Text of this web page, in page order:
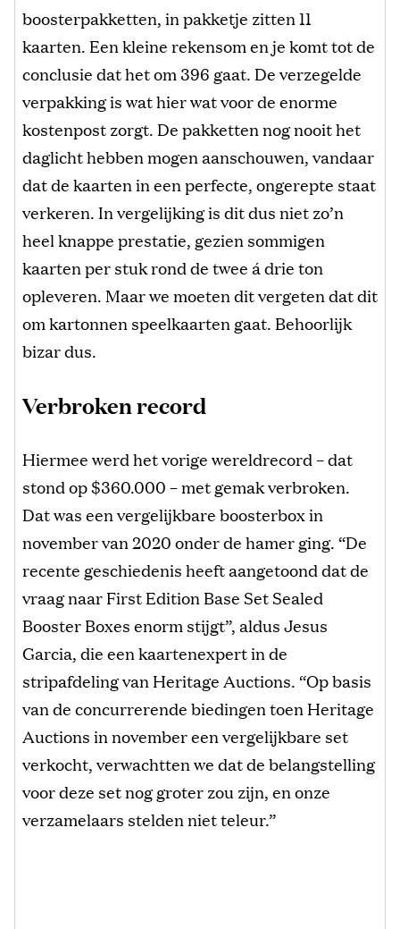
boosterpakketten, in pakketje zitten 11
kaarten. Een kleine rekensom en je komt tot de
conclusie dat het om 396 gaat. De verzegelde
verpakking is wat hier wat voor de enorme
kostenpost zorgt. De pakketten nog nooit het
daglicht hebben mogen aanschouwen, vandaar
dat de kaarten in een perfecte, ongerepte staat
verkeren. In vergelijking is dit dus niet zo’n
heel knappe prestatie, gezien sommigen
kaarten per stuk rond de twee á drie ton
opleveren. Maar we moeten dit vergeten dat dit
om kartonnen speelkaarten gaat. Behoorlijk
bizar dus.
Verbroken record
Hiermee werd het vorige wereldrecord – dat
stond op $360.000 – met gemak verbroken.
Dat was een vergelijkbare boosterbox in
november van 2020 onder de hamer ging. “De
recente geschiedenis heeft aangetoond dat de
vraag naar First Edition Base Set Sealed
Booster Boxes enorm stijgt”, aldus Jesus
Garcia, die een kaartenexpert in de
stripafdeling van Heritage Auctions. “Op basis
van de concurrerende biedingen toen Heritage
Auctions in november een vergelijkbare set
verkocht, verwachtten we dat de belangstelling
voor deze set nog groter zou zijn, en onze
verzamelaars stelden niet teleur.”